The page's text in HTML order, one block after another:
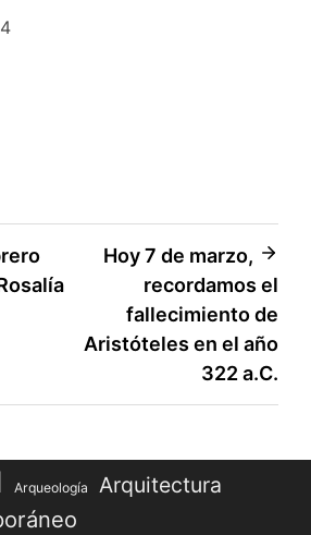
Hoy 7 de marzo,
recordamos el
fallecimiento de
Aristóteles en el año
322 a.C.
Arqueología Arquitectura